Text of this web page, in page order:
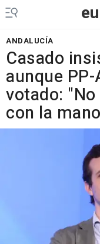
ANDALUCÍA
Casado
aunque
votado:
con la